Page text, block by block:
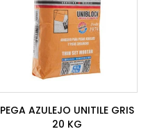
PEGA AZULEJO UNITILE GRIS
20 KG